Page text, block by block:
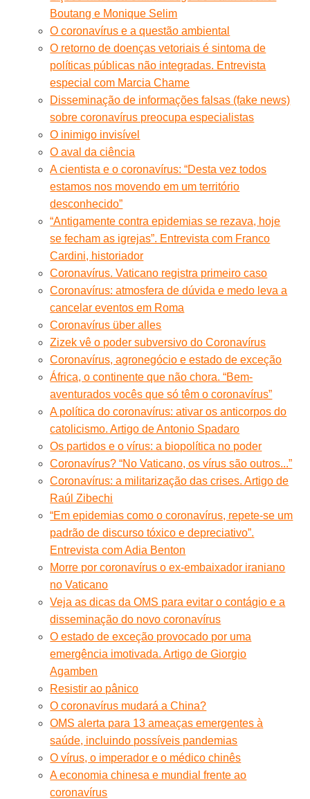
Boutang e Monique Selim
O coronavírus e a questão ambiental
O retorno de doenças vetoriais é sintoma de
políticas públicas não integradas. Entrevista
especial com Marcia Chame
Disseminação de informações falsas (fake news)
sobre coronavírus preocupa especialistas
O inimigo invisível
O aval da ciência
A cientista e o coronavírus: “Desta vez todos
estamos nos movendo em um território
desconhecido”
“Antigamente contra epidemias se rezava, hoje
se fecham as igrejas”. Entrevista com Franco
Cardini, historiador
Coronavírus. Vaticano registra primeiro caso
Coronavírus: atmosfera de dúvida e medo leva a
cancelar eventos em Roma
Coronavírus über alles
Zizek vê o poder subversivo do Coronavírus
Coronavírus, agronegócio e estado de exceção
África, o continente que não chora. “Bem-
aventurados vocês que só têm o coronavírus”
A política do coronavírus: ativar os anticorpos do
catolicismo. Artigo de Antonio Spadaro
Os partidos e o vírus: a biopolítica no poder
Coronavírus? “No Vaticano, os vírus são outros...”
Coronavírus: a militarização das crises. Artigo de
Raúl Zibechi
“Em epidemias como o coronavírus, repete-se um
padrão de discurso tóxico e depreciativo”.
Entrevista com Adia Benton
Morre por coronavírus o ex-embaixador iraniano
no Vaticano
Veja as dicas da OMS para evitar o contágio e a
disseminação do novo coronavírus
O estado de exceção provocado por uma
emergência imotivada. Artigo de Giorgio
Agamben
Resistir ao pânico
O coronavírus mudará a China?
OMS alerta para 13 ameaças emergentes à
saúde, incluindo possíveis pandemias
O vírus, o imperador e o médico chinês
A economia chinesa e mundial frente ao
coronavírus